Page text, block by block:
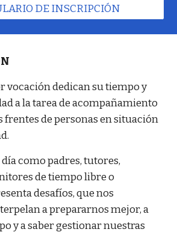
DE INSCRIPCIÓN
vocación dedican su tiempo y
a la tarea de acompañamiento
frentes de personas en situación
día como padres, tutores,
de tiempo libre o
desafíos, que nos
a prepararnos mejor, a
y a saber gestionar nuestras